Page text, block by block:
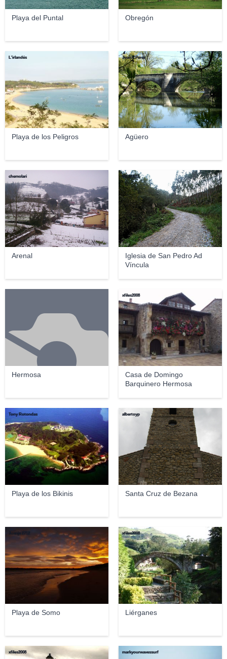
Playa del Puntal Obregón
Playa de los Peligros
L'irlandés
Agüero
JuanA.Perez
Arenal
chemolari
Iglesia de San Pedro Ad
Víncula
VICMAEL
Hermosa
Casa de Domingo
Barquinero Hermosa
xfiles2008
Playa de los Bikinis
Tony Rotondas
Santa Cruz de Bezana
albertoyp
Playa de Somo
Juanje 2712
Liérganes
xfiles2008
xfiles2008 markyourwavessurf